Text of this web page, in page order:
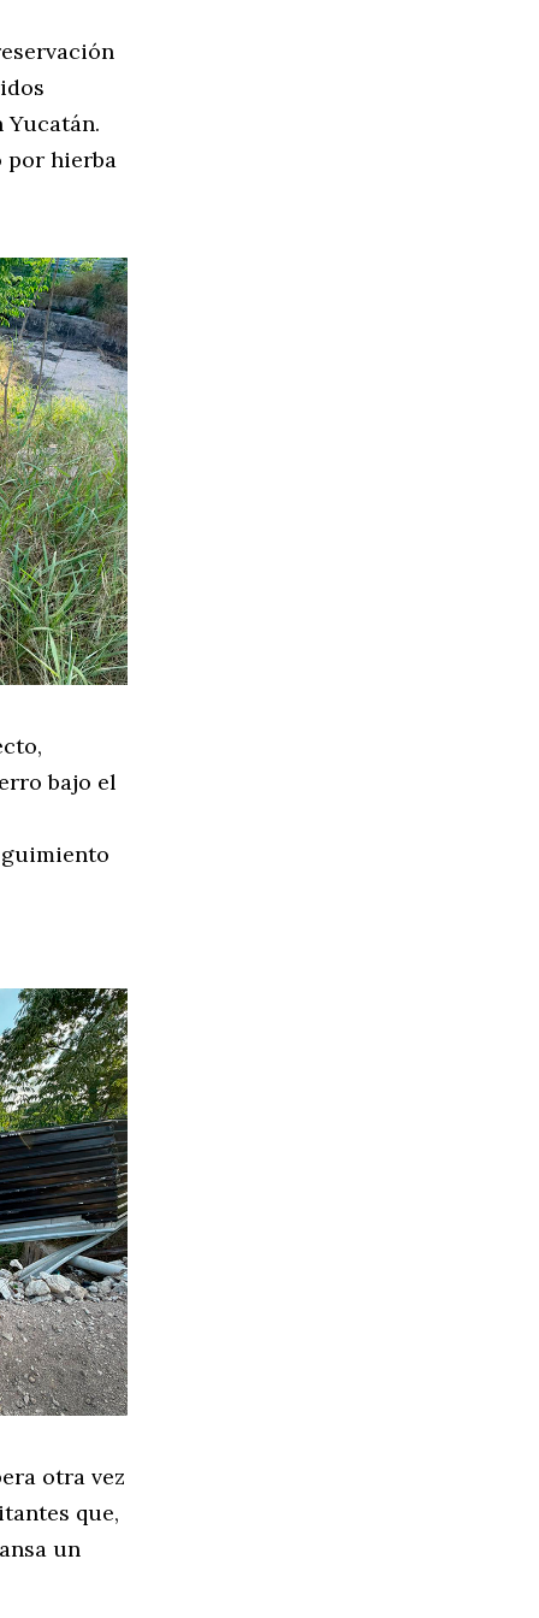
por hierba
bajo el
otra vez
que,
un